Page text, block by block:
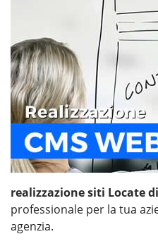
realizzazione siti Locate
professionale per la tua
agenzia.